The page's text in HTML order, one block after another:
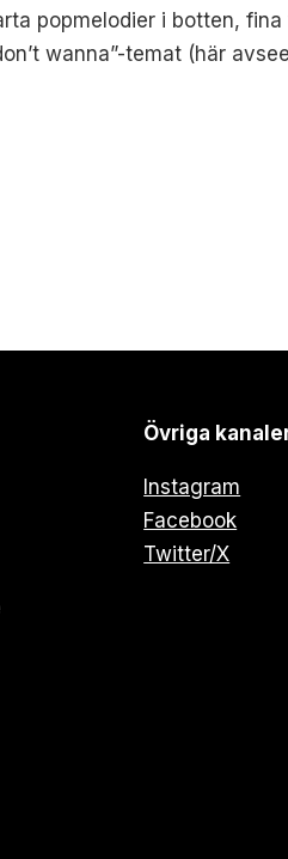
popmelodier i botten,
wanna”-temat (här
Övriga
Instagram
Facebook
Twitter/X